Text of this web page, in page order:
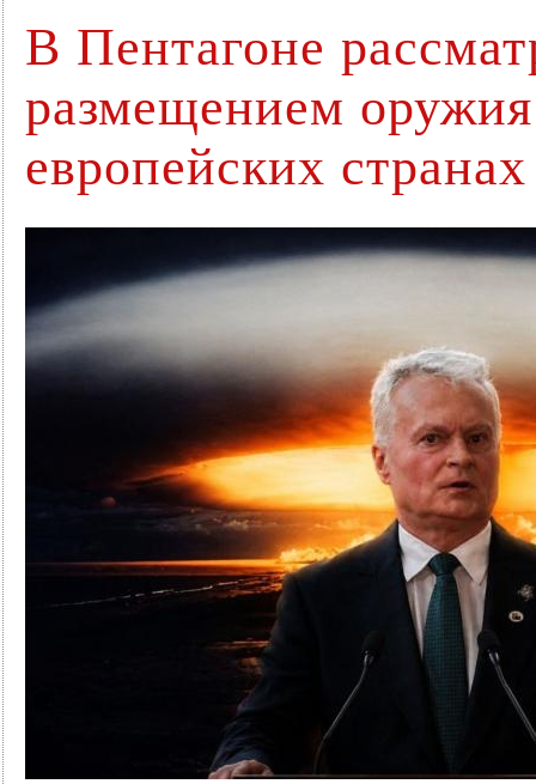
В Пентагоне
размещением
европейских